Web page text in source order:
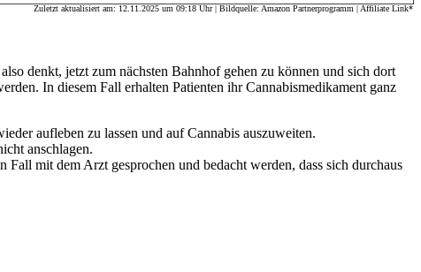
Zuletzt aktualisiert am: 12.11.2025 um 09:18 Uhr | Bildquelle: Amazon Partnerprogramm | Affiliate Link*
denkt, jetzt zum nächsten Bahnhof gehen zu können und sich dort
In diesem Fall erhalten Patienten ihr Cannabismedikament ganz
aufleben zu lassen und auf Cannabis auszuweiten.
anschlagen.
mit dem Arzt gesprochen und bedacht werden, dass sich durchaus